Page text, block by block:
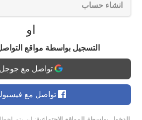
انشاء حساب
او
التسجيل بواسطة مواقع
تواصل مع جوجل
تواصل مع